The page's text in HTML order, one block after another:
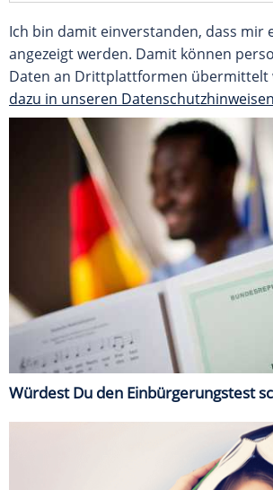
Ich bin damit einverstanden, dass mir
angezeigt werden. Damit können
Daten an Drittplattformen übermittelt
dazu in unseren
Würdest Du den Einbürgerungstest